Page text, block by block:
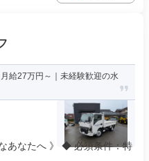
給27万円～｜未経験歓迎の水
あなたへ 》 ◆ 必須条件：特